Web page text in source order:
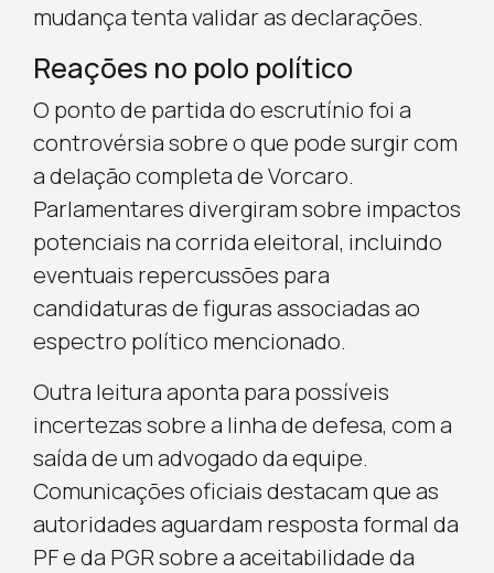
mudança tenta validar as declarações.
Reações no polo político
O ponto de partida do escrutínio foi a
controvérsia sobre o que pode surgir com
a delação completa de Vorcaro.
Parlamentares divergiram sobre impactos
potenciais na corrida eleitoral, incluindo
eventuais repercussões para
candidaturas de figuras associadas ao
espectro político mencionado.
Outra leitura aponta para possíveis
incertezas sobre a linha de defesa, com a
saída de um advogado da equipe.
Comunicações oficiais destacam que as
autoridades aguardam resposta formal da
PF e da PGR sobre a aceitabilidade da